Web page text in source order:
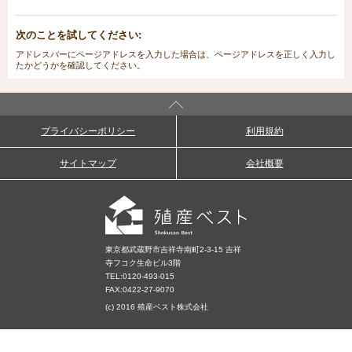
次のことを試してください:
アドレスバーにページアドレスを入力した場合は、ページアドレスを正しく入力し
たかどうかを確認してください。
プライバシーポリシー 利用規約
サイトマップ 会社概要
東京都武蔵野市吉祥寺南町2-3-15 吉祥
寺フコク生命ビル3階
TEL:0120-493-015
FAX:0422-27-9070
(c) 2016 殖産ベスト株式会社